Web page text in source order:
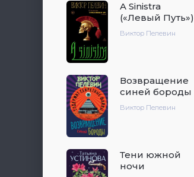
A Sinistra
(«Левый Путь»)
Виктор Пелевин
Возвращение
синей бороды
Виктор Пелевин
Тени южной
ночи